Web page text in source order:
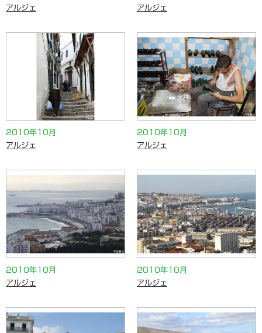
アルジェ
アルジェ
2010年10月
アルジェ
2010年10月
アルジェ
2010年10月
アルジェ
2010年10月
アルジェ